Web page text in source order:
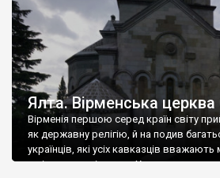
Ялта. Вірменська церква
Вірменія першою серед країн світу
як державну релігію, й на подив
українців, які усіх кавказців
є відданими вірянами Христа